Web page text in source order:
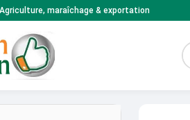
maraîchage & exportation